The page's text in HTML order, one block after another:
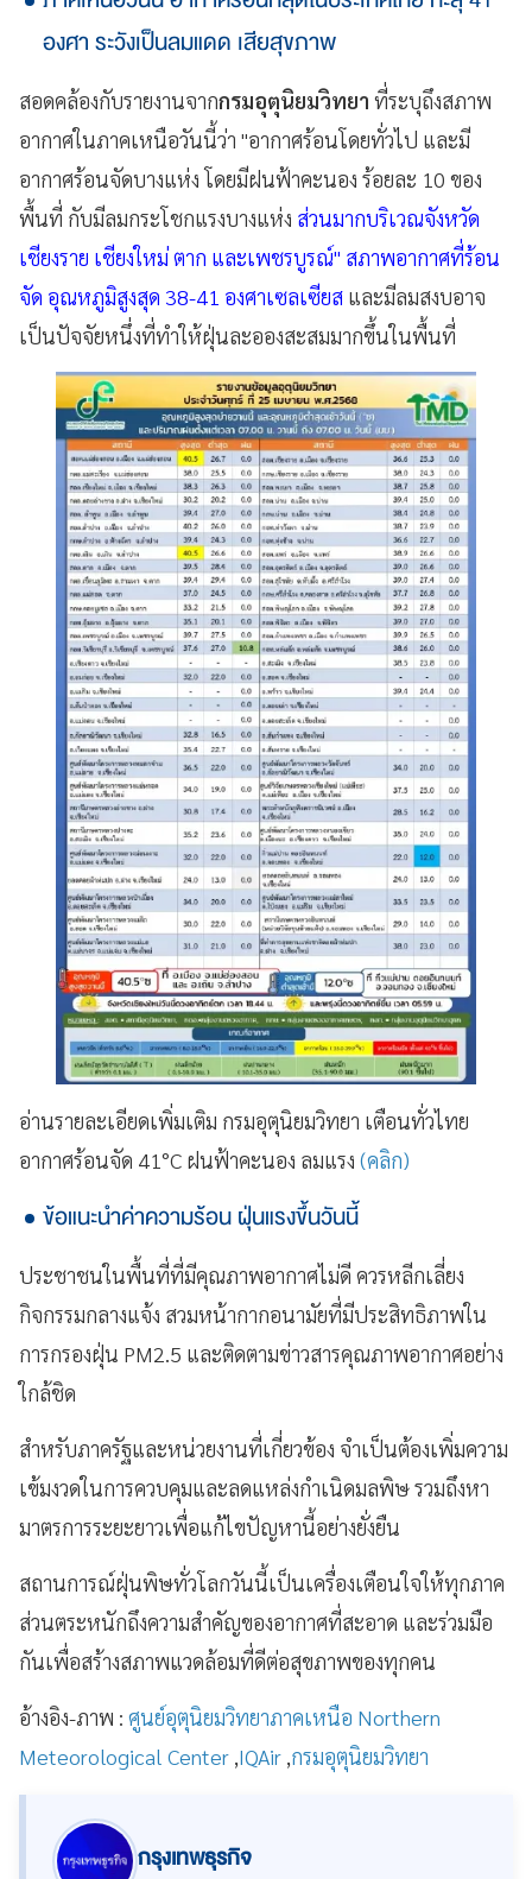
องศา ระวังเป็นลมแดด เสียสุขภาพ
สอดคล้องกับรายงานจากกรมอุตุนิยมวิทยา ที่ระบุถึงสภาพ
อากาศในภาคเหนือวันนี้ว่า "อากาศร้อนโดยทั่วไป และมี
อากาศร้อนจัดบางแห่ง โดยมีฝนฟ้าคะนอง ร้อยละ 10 ของ
พื้นที่ กับมีลมกระโชกแรงบางแห่ง ส่วนมากบริเวณจังหวัด
เชียงราย เชียงใหม่ ตาก และเพชรบูรณ์" สภาพอากาศที่ร้อน
จัด อุณหภูมิสูงสุด 38-41 องศาเซลเซียส และมีลมสงบอาจ
เป็นปัจจัยหนึ่งที่ทำให้ฝุ่นละอองสะสมมากขึ้นในพื้นที่
อ่านรายละเอียดเพิ่มเติม กรมอุตุนิยมวิทยา เตือนทั่วไทย
อากาศร้อนจัด 41°C ฝนฟ้าคะนอง ลมแรง (คลิก)
ข้อแนะนำค่าความร้อน ฝุ่นแรงขึ้นวันนี้
ประชาชนในพื้นที่ที่มีคุณภาพอากาศไม่ดี ควรหลีกเลี่ยง
กิจกรรมกลางแจ้ง สวมหน้ากากอนามัยที่มีประสิทธิภาพใน
การกรองฝุ่น PM2.5 และติดตามข่าวสารคุณภาพอากาศอย่าง
ใกล้ชิด
สำหรับภาครัฐและหน่วยงานที่เกี่ยวข้อง จำเป็นต้องเพิ่มความ
เข้มงวดในการควบคุมและลดแหล่งกำเนิดมลพิษ รวมถึงหา
มาตรการระยะยาวเพื่อแก้ไขปัญหานี้อย่างยั่งยืน
สถานการณ์ฝุ่นพิษทั่วโลกวันนี้เป็นเครื่องเตือนใจให้ทุกภาค
ส่วนตระหนักถึงความสำคัญของอากาศที่สะอาด และร่วมมือ
กันเพื่อสร้างสภาพแวดล้อมที่ดีต่อสุขภาพของทุกคน
อ้างอิง-ภาพ : ศูนย์อุตุนิยมวิทยาภาคเหนือ Northern
Meteorological Center ,IQAir ,กรมอุตุนิยมวิทยา
กรุงเทพธุรกิจ